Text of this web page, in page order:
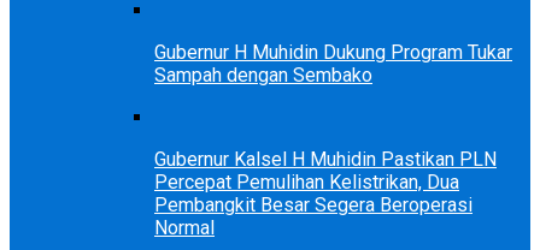
Gubernur H Muhidin Dukung Program Tukar
Sampah dengan Sembako
Gubernur Kalsel H Muhidin Pastikan PLN
Percepat Pemulihan Kelistrikan, Dua
Pembangkit Besar Segera Beroperasi
Normal